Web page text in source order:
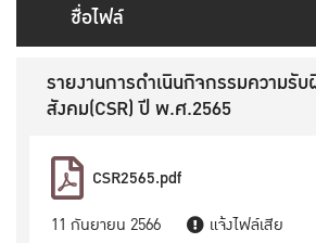
ชื่อไฟล์
รายงานการดำเนินกิจกรรมความรั
สังคม(CSR) ปี พ.ศ.2565
CSR2565.pdf
11 กันยายน 2566
แจ้งไฟล์เสีย